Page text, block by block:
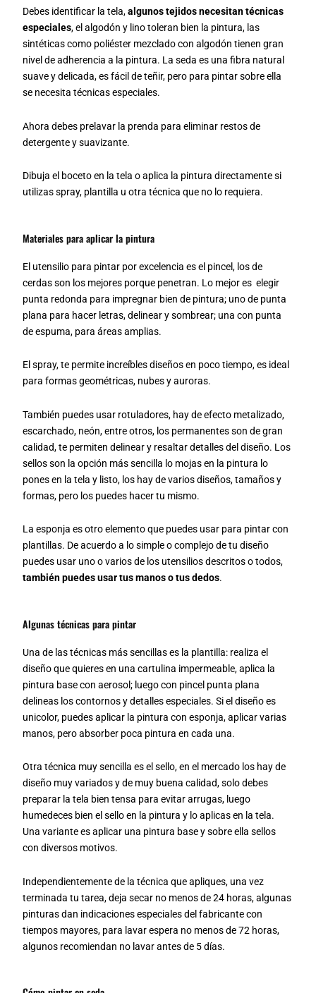
Debes identificar la tela,algunos tejidos necesitan técnicas
especiales, el algodón y lino toleran bien la pintura, las
sintéticas como poliéster mezclado con algodón tienen gran
nivel de adherencia a la pintura. La seda es una fibra natural
suave y delicada, es fácil de teñir, pero para pintar sobre ella
se necesita técnicas especiales.
Ahora debes prelavar la prenda para eliminar restos de
detergente y suavizante.
Dibuja el boceto en la tela o aplica la pintura directamente si
utilizas spray, plantilla u otra técnica que no lo requiera.
Materiales para aplicar la pintura
El utensilio para pintar por excelencia es el pincel, los de
cerdas son los mejores porque penetran. Lo mejor es elegir
punta redonda para impregnar bien de pintura; uno de punta
plana para hacer letras, delinear y sombrear; una con punta
de espuma, para áreas amplias.
El spray, te permite increíbles diseños en poco tiempo, es ideal
para formas geométricas, nubes y auroras.
También puedes usar rotuladores, hay de efecto metalizado,
escarchado, neón, entre otros, los permanentes son de gran
calidad, te permiten delinear y resaltar detalles del diseño. Los
sellos son la opción más sencilla lo mojas en la pintura lo
pones en la tela y listo, los hay de varios diseños, tamaños y
formas, pero los puedes hacer tu mismo.
La esponja es otro elemento que puedes usar para pintar con
plantillas. De acuerdo a lo simple o complejo de tu diseño
puedes usar uno o varios de los utensilios descritos o todos,
también puedes usar tus manos o tus dedos.
Algunas técnicas para pintar
Una de las técnicas más sencillas es la plantilla: realiza el
diseño que quieres en una cartulina impermeable, aplica la
pintura base con aerosol; luego con pincel punta plana
delineas los contornos y detalles especiales. Si el diseño es
unicolor, puedes aplicar la pintura con esponja, aplicar varias
manos, pero absorber poca pintura en cada una.
Otra técnica muy sencilla es el sello, en el mercado los hay de
diseño muy variados y de muy buena calidad, solo debes
preparar la tela bien tensa para evitar arrugas, luego
humedeces bien el sello en la pintura y lo aplicas en la tela.
Una variante es aplicar una pintura base y sobre ella sellos
con diversos motivos.
Independientemente de la técnica que apliques, una vez
terminada tu tarea, deja secar no menos de 24 horas, algunas
pinturas dan indicaciones especiales del fabricante con
tiempos mayores, para lavar espera no menos de 72 horas,
algunos recomiendan no lavar antes de 5 días.